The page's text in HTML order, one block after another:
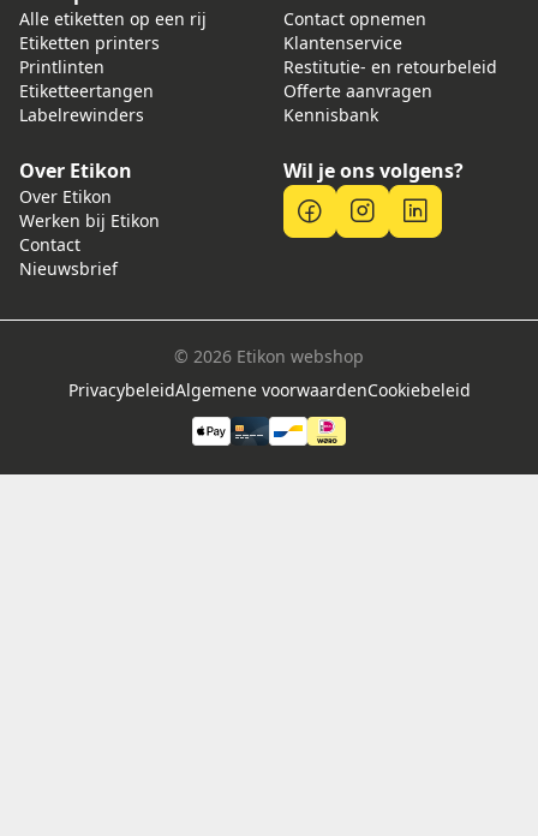
Alle etiketten op een rij
Etiketten printers
Printlinten
Etiketteertangen
Labelrewinders
Contact opnemen
Klantenservice
Restitutie- en retourbeleid
Offerte aanvragen
Kennisbank
Over Etikon
Over Etikon
Werken bij Etikon
Contact
Nieuwsbrief
Wil je ons volgens?
© 2026 Etikon webshop
PrivacybeleidAlgemene voorwaardenCookiebeleid